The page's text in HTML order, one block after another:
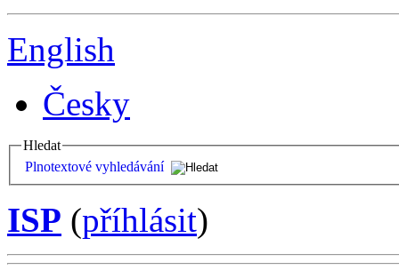
English
Česky
Hledat
Plnotextové vyhledávání
ISP (příhlásit)